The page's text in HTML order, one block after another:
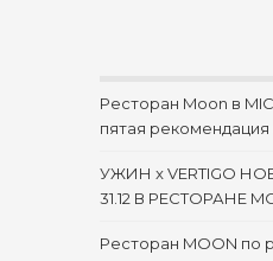
Ресторан Moon в
пятая рекомендация
УЖИН x VERTIGO
31.12 В РЕСТОРАНЕ
Ресторан MOON по